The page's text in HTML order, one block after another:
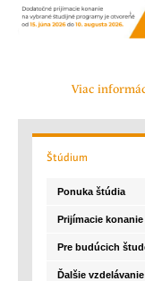
Viac
Štúdium
Ponuka štúdia
Prijímacie konanie
Pre budúcich
Ďalšie vzdelávanie